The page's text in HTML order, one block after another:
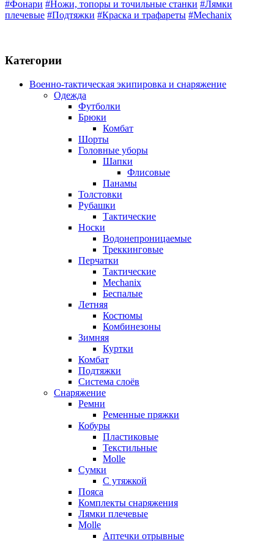
#Фонари #Ножи, топоры и точильные станки #Лямки
плечевые #Подтяжки #Краска и трафареты #Mechanix
Категории
Военно-тактическая экипировка и снаряжение
Одежда
Футболки
Брюки
Комбат
Шорты
Головные уборы
Шапки
Флисовые
Панамы
Толстовки
Рубашки
Тактические
Носки
Водонепроницаемые
Треккинговые
Перчатки
Тактические
Mechanix
Беспалые
Летняя
Костюмы
Комбинезоны
Зимняя
Куртки
Комбат
Подтяжки
Система слоёв
Снаряжение
Ремни
Ременные пряжки
Кобуры
Пластиковые
Текстильные
Molle
Сумки
С утяжкой
Пояса
Комплекты снаряжения
Лямки плечевые
Molle
Аптечки отрывные